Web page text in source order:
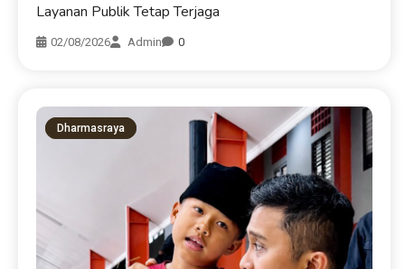
Layanan Publik Tetap Terjaga
02/08/2026 Admin 0
Dharmasraya